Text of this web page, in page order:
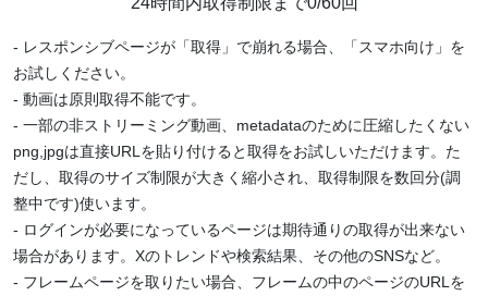
- レスポンシブページが「取得」で崩れる場合、「スマホ向け」を
お試しください。
- 動画は原則取得不能です。
- 一部の非ストリーミング動画、metadataのために圧縮したくない
png,jpgは直接URLを貼り付けると取得をお試しいただけます。た
だし、取得のサイズ制限が大きく縮小され、取得制限を数回分(調
整中です)使います。
- ログインが必要になっているページは期待通りの取得が出来ない
場合があります。Xのトレンドや検索結果、その他のSNSなど。
- フレームページを取りたい場合、フレームの中のページのURLを